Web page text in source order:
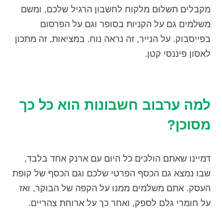
מקבלים תשלום מלקוח לחשבון הרגיל שלכם, ומשם
משלמים גם על הקניות בסופר וגם על הפרסום
בפייסבוק. על הנייר, זה נראה נוח. במציאות, זה מתכון
לאסון פיננסי קטן.
למה ערבוב חשבונות הוא כל כך
מסוכן?
דמיינו שאתם הולכים כל היום עם ארנק אחד בלבד,
שבו נמצא גם הכסף הפרטי שלכם וגם הכסף של קופת
העסק. אתם משלמים ממנו על הקפה של הבוקר, ואז
על חומרי גלם לספק, ואחר כך על ארוחת צהריים.